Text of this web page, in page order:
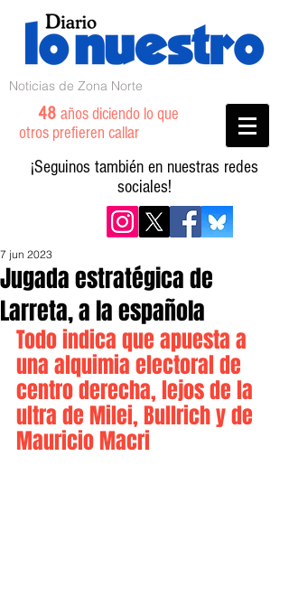
Noticias de Zona Norte
48 años diciendo lo que
otros prefieren callar
¡Seguinos también en nuestras redes
sociales!
Jugada estratégica de
Larreta, a la española
7 jun 2023
Todo indica que apuesta a
una alquimia electoral de
centro derecha, lejos de la
ultra de Milei, Bullrich y de
Mauricio Macri